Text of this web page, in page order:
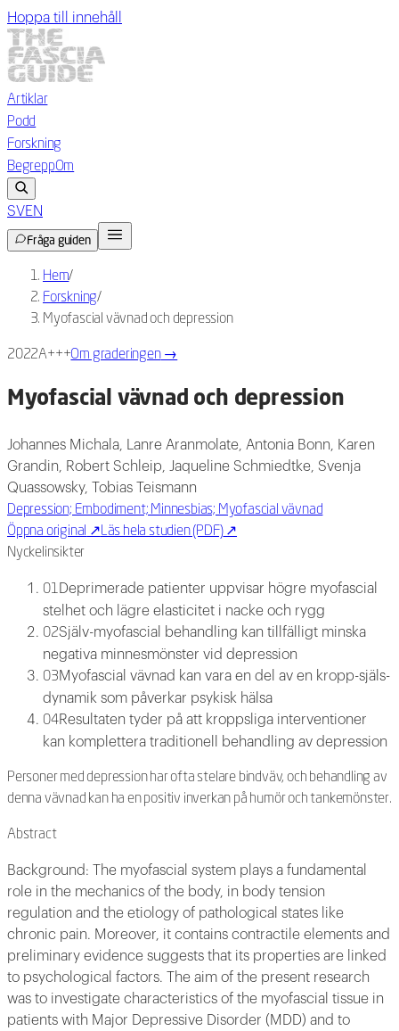
Hoppa till innehåll
Artiklar
Podd
Forskning
BegreppOm
SVEN
Fråga guiden
Hem/
Forskning/
Myofascial vävnad och depression
2022A+++Om graderingen→
Myofascial vävnad och depression
Johannes Michala, Lanre Aranmolate, Antonia Bonn, Karen
Grandin, Robert Schleip, Jaqueline Schmiedtke, Svenja
Quassowsky, Tobias Teismann
Depression; Embodiment; Minnesbias; Myofascial vävnad
Öppna original ↗Läs hela studien (PDF)↗
Nyckelinsikter
01 Deprimerade patienter uppvisar högre myofascial
stelhet och lägre elasticitet i nacke och rygg
02Själv-myofascial behandling kan tillfälligt minska
negativa minnesmönster vid depression
03Myofascial vävnad kan vara en del av en kropp-själs-
dynamik som påverkar psykisk hälsa
04Resultaten tyder på att kroppsliga interventioner
kan komplettera traditionell behandling av depression
Personer med depression har ofta stelare bindväv, och behandling av
denna vävnad kan ha en positiv inverkan på humör och tankemönster.
Abstract
Background: The myofascial system plays a fundamental
role in the mechanics of the body, in body tension
regulation and the etiology of pathological states like
chronic pain. Moreover, it contains contractile elements and
preliminary evidence suggests that its properties are linked
to psychological factors. The aim of the present research
was to investigate characteristics of the myofascial tissue in
patients with Major Depressive Disorder (MDD) and to